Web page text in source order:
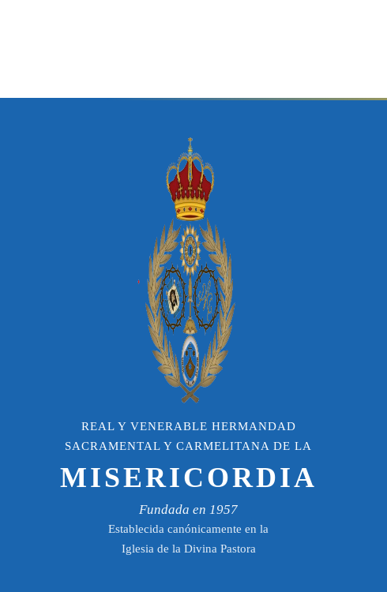
REAL Y VENERABLE HERMANDAD
SACRAMENTAL Y CARMELITANA DE LA
MISERICORDIA
Fundada en 1957
Establecida canónicamente en la
Iglesia de la Divina Pastora